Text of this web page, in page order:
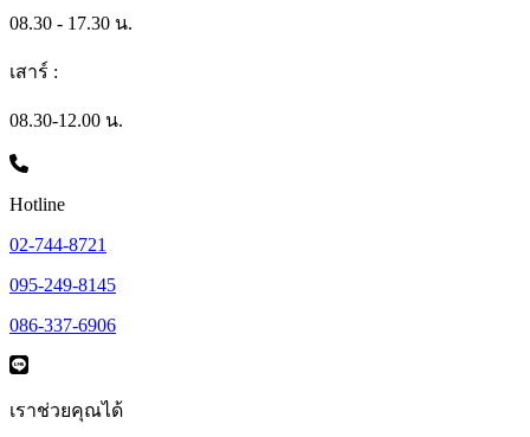
08.30 - 17.30 น.
เสาร์ :
08.30-12.00 น.
Hotline
02-744-8721
095-249-8145
086-337-6906
เราช่วยคุณได้